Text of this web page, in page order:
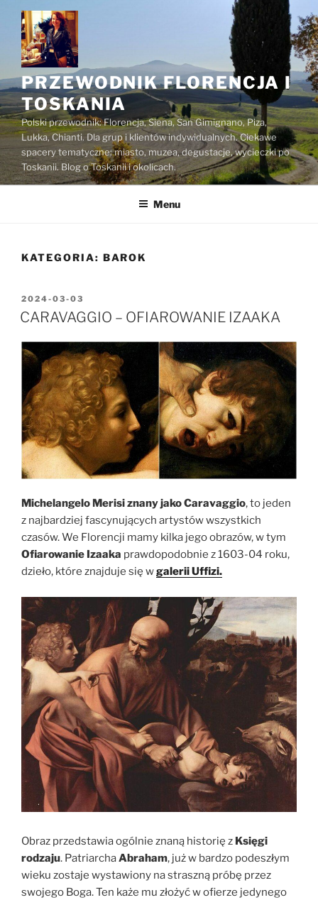
Przejdź
treści
PRZEWODNIK FLORENCJA I
TOSKANIA
Polski przewodnik: Florencja, Siena, San Gimignano, Piza,
Lukka, Chianti. Dla grup i klientów indywidualnych. Ciekawe
spacery tematyczne: miasto, muzea, degustacje, wycieczki po
Toskanii. Blog o Toskanii i okolicach.
Menu
KATEGORIA: BAROK
OPUBLIKOWANE
W
2024-03-03
CARAVAGGIO – OFIAROWANIE IZAAKA
Michelangelo Merisi znany jako Caravaggio, to jeden
z najbardziej fascynujących artystów wszystkich
czasów. We Florencji mamy kilka jego obrazów, w tym
Ofiarowanie Izaaka prawdopodobnie z 1603-04 roku,
dzieło, które znajduje się wgalerii Uffizi.
Obraz przedstawia ogólnie znaną historię z Księgi
rodzaju. PatriarchaAbraham, już w bardzo podeszłym
wieku zostaje wystawiony na straszną próbę przez
swojego Boga. Ten każe mu złożyć w ofierze jedynego